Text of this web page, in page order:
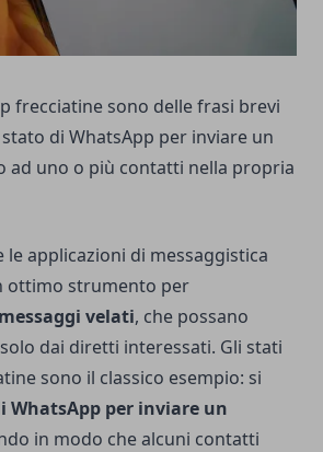
frecciatine sono delle frasi brevi
di WhatsApp per inviare un
ad uno o più contatti nella propria
le applicazioni di messaggistica
ottimo strumento per
velati, che possano
dai diretti interessati. Gli stati
sono il classico esempio: si
WhatsApp per inviare un
in modo che alcuni contatti